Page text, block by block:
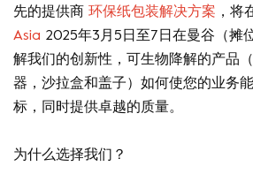
先的提供商 环保纸包装解决方案 ，将
Asia 2025年3月5日至7日在曼谷（摊
解我们的创新性，可生物降解的产品
器，沙拉盒和盖子）如何使您的业务
标，同时提供卓越的质量。
为什么选择我们？